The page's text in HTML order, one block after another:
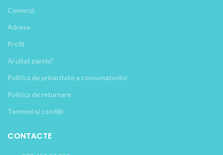
Comenzi
Adrese
Profil
Ai uitat parola?
Politica de privacitate a consumatorilor
Politica de returnare
Termeni și condiții
CONTACTE